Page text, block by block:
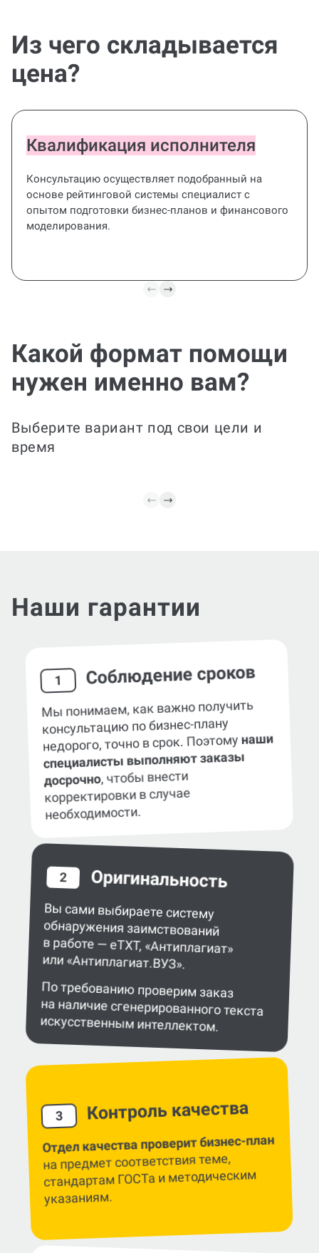
Из чего складывается
цена?
Квалификация исполнителя
Консультацию осуществляет подобранный на
основе рейтинговой системы специалист с
опытом подготовки бизнес-планов и финансового
моделирования.
Какой формат помощи
нужен именно вам?
Выберите вариант под свои цели и
время
консультация
оформления документа в
соответствии с
методическими
указаниями. Соберем
и подготовим итоговый
отчет с выводами и
рекомендациями.
Наши гарантии
1 Соблюдение сроков
Мы понимаем, как важно получить
консультацию по бизнес-плану
недорого, точно в срок. Поэтомунаши
специалисты выполняют заказы
досрочно, чтобы внести
корректировки в случае
необходимости.
2 Оригинальность
Вы сами выбираете систему
обнаружения заимствований
в работе — eTXT, «Антиплагиат»
или «Антиплагиат.ВУЗ».
По требованию проверим заказ
на наличие сгенерированного текста
искусственным интеллектом.
3 Контроль качества
Отдел качества проверит бизнес-план
на предмет соответствия теме,
стандартам ГОСТа и методическим
указаниям.